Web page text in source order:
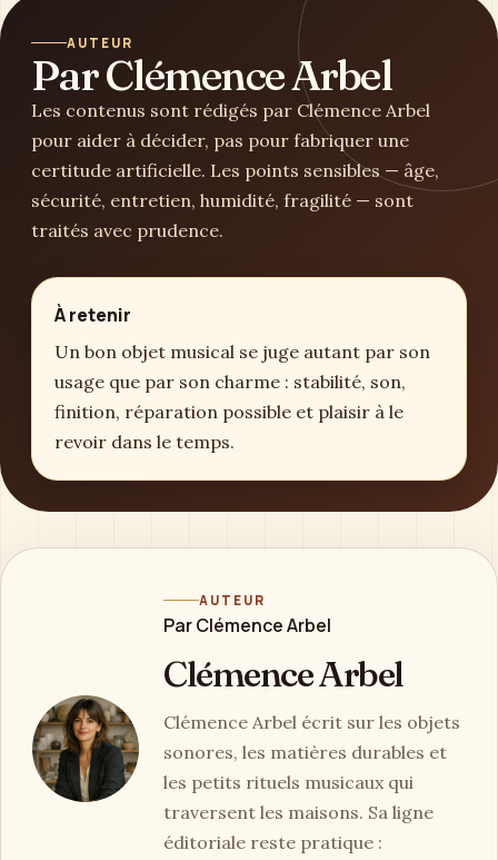
AUTEUR
Par Clémence Arbel
Les contenus sont rédigés par Clémence Arbel
pour aider à décider, pas pour fabriquer une
certitude artificielle. Les points sensibles — âge,
sécurité, entretien, humidité, fragilité — sont
traités avec prudence.
À retenir
Un bon objet musical se juge autant par son
usage que par son charme : stabilité, son,
finition, réparation possible et plaisir à le
revoir dans le temps.
AUTEUR
Par Clémence Arbel
Clémence Arbel
Clémence Arbel écrit sur les objets
sonores, les matières durables et
les petits rituels musicaux qui
traversent les maisons. Sa ligne
éditoriale reste pratique :